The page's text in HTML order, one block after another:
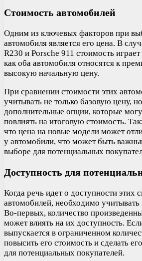
Стоимость автомобилей
Одним из ключевых факторов при
автомобиля является его цена. В
R230 и Porsche 911 стоимость
как оба автомобиля относятся к
высокую начальную цену.
При сравнении стоимости этих
учитывать не только базовую цену,
дополнительные опции, которые
повлиять на итоговую стоимость.
что цена на новые модели может
у автомобили, что может быть
выборе для потенциальных
Доступность для
Когда речь идет о доступности этих
автомобилей, необходимо учитывать
Во-первых, количество
может влиять на их доступность.
выпускается в ограниченном
повысить его стоимость и сделать
для потенциальных покупателей.